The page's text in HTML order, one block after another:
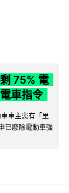
75% 電
車指令
車主患有「里
已廢除電動車強